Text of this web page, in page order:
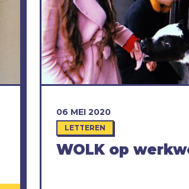
WOLK op
06 MEI 2020
LETTEREN